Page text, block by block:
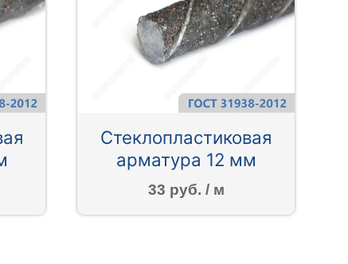
Стеклопластиковая
арматура 12 мм
33 руб. / м